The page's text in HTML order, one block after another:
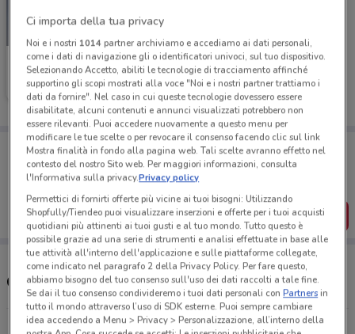
Unieuro
Scade domani 5.2 km
Porta DoveConviene sempre con te!
Puoi trovare le migliori offerte dei negozi vicino a te,
salvarle e creare la tua lista del risparmio, comodamente
dal tuo cellulare.
SCARICA L’APP
Orari e Negozi Unieuro
Via Beverino - (Uscita 2 Gra), 6 (Via Boccea Angolo
Ci importa della tua privacy
Noi e i nostri 1014partner archiviamo e accediamo ai dati personali,
come i dati di navigazione gli o identificatori univoci, sul tuo dispositivo.
Selezionando Accetto, abiliti le tecnologie di tracciamento affinché
supportino gli scopi mostrati alla voce "Noi e i nostri partner trattiamo i
dati da fornire". Nel caso in cui queste tecnologie dovessero essere
disabilitate, alcuni contenuti e annunci visualizzati potrebbero non
essere rilevanti. Puoi accedere nuovamente a questo menu per
modificare le tue scelte o per revocare il consenso facendo clic sul link
Mostra finalità in fondo alla pagina web. Tali scelte avranno effetto nel
contesto del nostro Sito web. Per maggiori informazioni, consulta
l'Informativa sulla privacy.Privacy policy
Permettici di fornirti offerte più vicine ai tuoi bisogni: Utilizzando
Shopfully/Tiendeo puoi visualizzare inserzioni e offerte per i tuoi acquisti
quotidiani più attinenti ai tuoi gusti e al tuo mondo. Tutto questo è
possibile grazie ad una serie di strumenti e analisi effettuate in base alle
tue attività all'interno dell'applicazione e sulle piattaforme collegate,
come indicato nel paragrafo 2 della Privacy Policy. Per fare questo,
abbiamo bisogno del tuo consenso sull'uso dei dati raccolti a tale fine.
Se dai il tuo consenso condivideremo i tuoi dati personali conPartnersin
tutto il mondo attraverso l’uso di SDK esterne. Puoi sempre cambiare
idea accedendo a Menu > Privacy > Personalizzazione, all’interno della